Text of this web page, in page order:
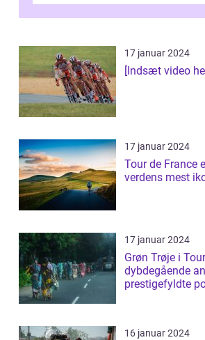
enestående præs...
17 januar 2024
[Indsæt video
17 januar 2024
Tour de France
verdens mest
17 januar 2024
Grøn Trøje i
dybdegående
prestigefyldte
16 januar 2024